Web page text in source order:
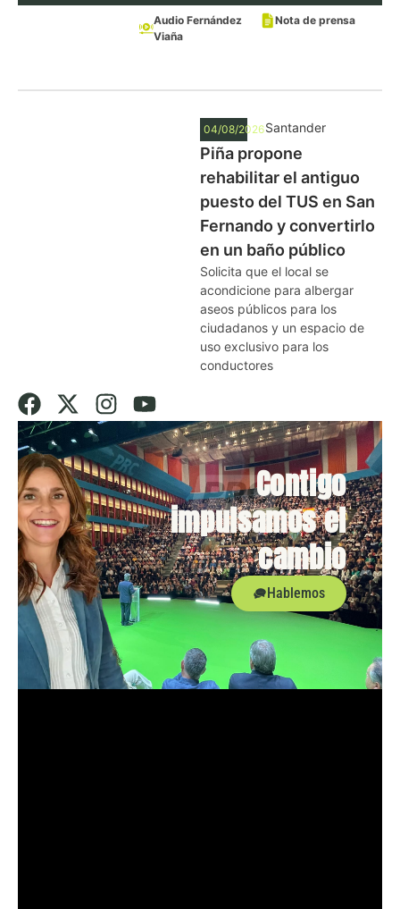
Audio Fernández
Viaña
Nota de prensa
04/08/2026Santander
Piña propone
rehabilitar el antiguo
puesto del TUS en San
Fernando y convertirlo
en un baño público
Solicita que el local se
acondicione para albergar
aseos públicos para los
ciudadanos y un espacio de
uso exclusivo para los
conductores
Contigo
impulsamos el
cambio
Hablemos